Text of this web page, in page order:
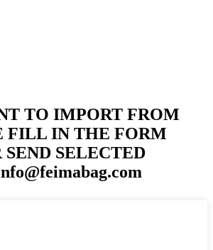
TO IMPORT FROM
FILL IN THE FORM
SELECTED